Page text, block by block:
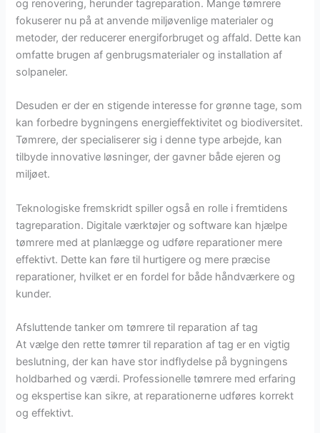
og renovering, herunder tagreparation. Mange tømrere
fokuserer nu på at anvende miljøvenlige materialer og
metoder, der reducerer energiforbruget og affald. Dette kan
omfatte brugen af genbrugsmaterialer og installation af
solpaneler.
Desuden er der en stigende interesse for grønne tage, som
kan forbedre bygningens energieffektivitet og biodiversitet.
Tømrere, der specialiserer sig i denne type arbejde, kan
tilbyde innovative løsninger, der gavner både ejeren og
miljøet.
Teknologiske fremskridt spiller også en rolle i fremtidens
tagreparation. Digitale værktøjer og software kan hjælpe
tømrere med at planlægge og udføre reparationer mere
effektivt. Dette kan føre til hurtigere og mere præcise
reparationer, hvilket er en fordel for både håndværkere og
kunder.
Afsluttende tanker om tømrere til reparation af tag
At vælge den rette tømrer til reparation af tag er en vigtig
beslutning, der kan have stor indflydelse på bygningens
holdbarhed og værdi. Professionelle tømrere med erfaring
og ekspertise kan sikre, at reparationerne udføres korrekt
og effektivt.